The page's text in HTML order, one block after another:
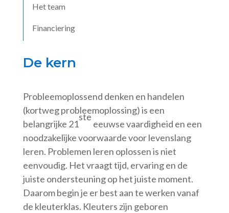
Het team
Financiering
De kern
Probleemoplossend denken en handelen
(kortweg probleemoplossing) is een
belangrijke 21
ste
eeuwse vaardigheid en een
noodzakelijke voorwaarde voor levenslang
leren. Problemen leren oplossen is niet
eenvoudig. Het vraagt tijd, ervaring en de
juiste ondersteuning op het juiste moment.
Daarom begin je er best aan te werken vanaf
de kleuterklas. Kleuters zijn geboren